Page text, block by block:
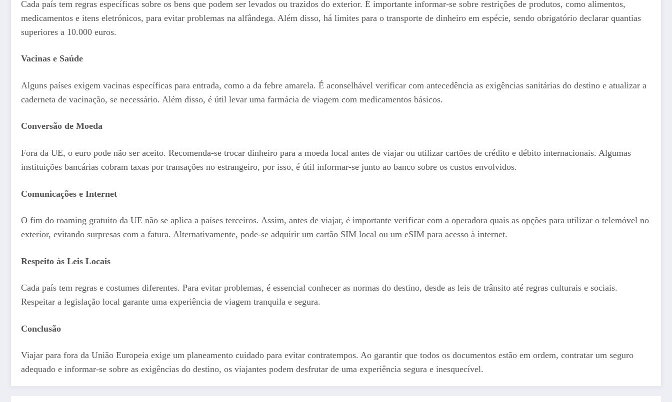
Cada país tem regras específicas sobre os bens que podem ser levados ou trazidos do exterior. É importante informar-se sobre restrições de produtos, como alimentos,
medicamentos e itens eletrónicos, para evitar problemas na alfândega. Além disso, há limites para o transporte de dinheiro em espécie, sendo obrigatório declarar quantias
superiores a 10.000 euros.
Vacinas e Saúde
Alguns países exigem vacinas específicas para entrada, como a da febre amarela. É aconselhável verificar com antecedência as exigências sanitárias do destino e atualizar a
caderneta de vacinação, se necessário. Além disso, é útil levar uma farmácia de viagem com medicamentos básicos.
Conversão de Moeda
Fora da UE, o euro pode não ser aceito. Recomenda-se trocar dinheiro para a moeda local antes de viajar ou utilizar cartões de crédito e débito internacionais. Algumas
instituições bancárias cobram taxas por transações no estrangeiro, por isso, é útil informar-se junto ao banco sobre os custos envolvidos.
Comunicações e Internet
O fim do roaming gratuito da UE não se aplica a países terceiros. Assim, antes de viajar, é importante verificar com a operadora quais as opções para utilizar o telemóvel no
exterior, evitando surpresas com a fatura. Alternativamente, pode-se adquirir um cartão SIM local ou um eSIM para acesso à internet.
Respeito às Leis Locais
Cada país tem regras e costumes diferentes. Para evitar problemas, é essencial conhecer as normas do destino, desde as leis de trânsito até regras culturais e sociais.
Respeitar a legislação local garante uma experiência de viagem tranquila e segura.
Conclusão
Viajar para fora da União Europeia exige um planeamento cuidado para evitar contratempos. Ao garantir que todos os documentos estão em ordem, contratar um seguro
adequado e informar-se sobre as exigências do destino, os viajantes podem desfrutar de uma experiência segura e inesquecível.